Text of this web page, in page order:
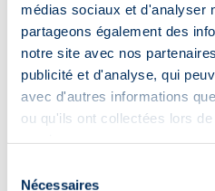
médias sociaux et d'analyser
partageons également des
notre site avec nos
publicité et d'analyse, qui
avec d'autres informations
ou qu'ils ont collectées lors
Nécessaires
Les valeurs de la
cœur de sa réussite
Read more